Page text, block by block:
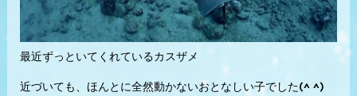
最近ずっといてくれているカスザメ
近づいても、ほんとに全然動かないおとなしい子でした(^ ^)